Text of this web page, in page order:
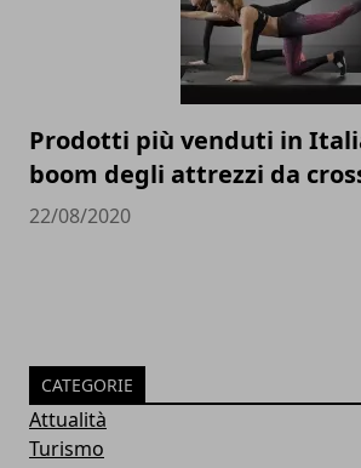
Prodotti più venduti in
boom degli attrezzi da
22/08/2020
CATEGORIE
Attualità
Turismo